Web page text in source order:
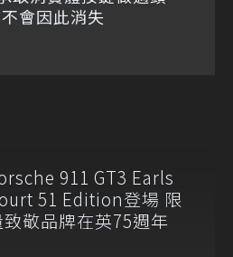
會因此消失
911 GT3 Earls
51 Edition登場 限
致敬品牌在英75週年